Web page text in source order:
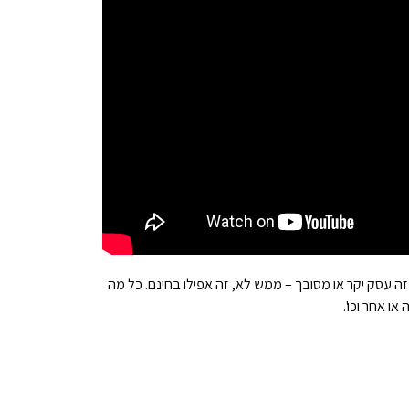
עסק יקר או מסובך – ממש לא, זה אפילו בחינם. כל מה
אחר וכו'.